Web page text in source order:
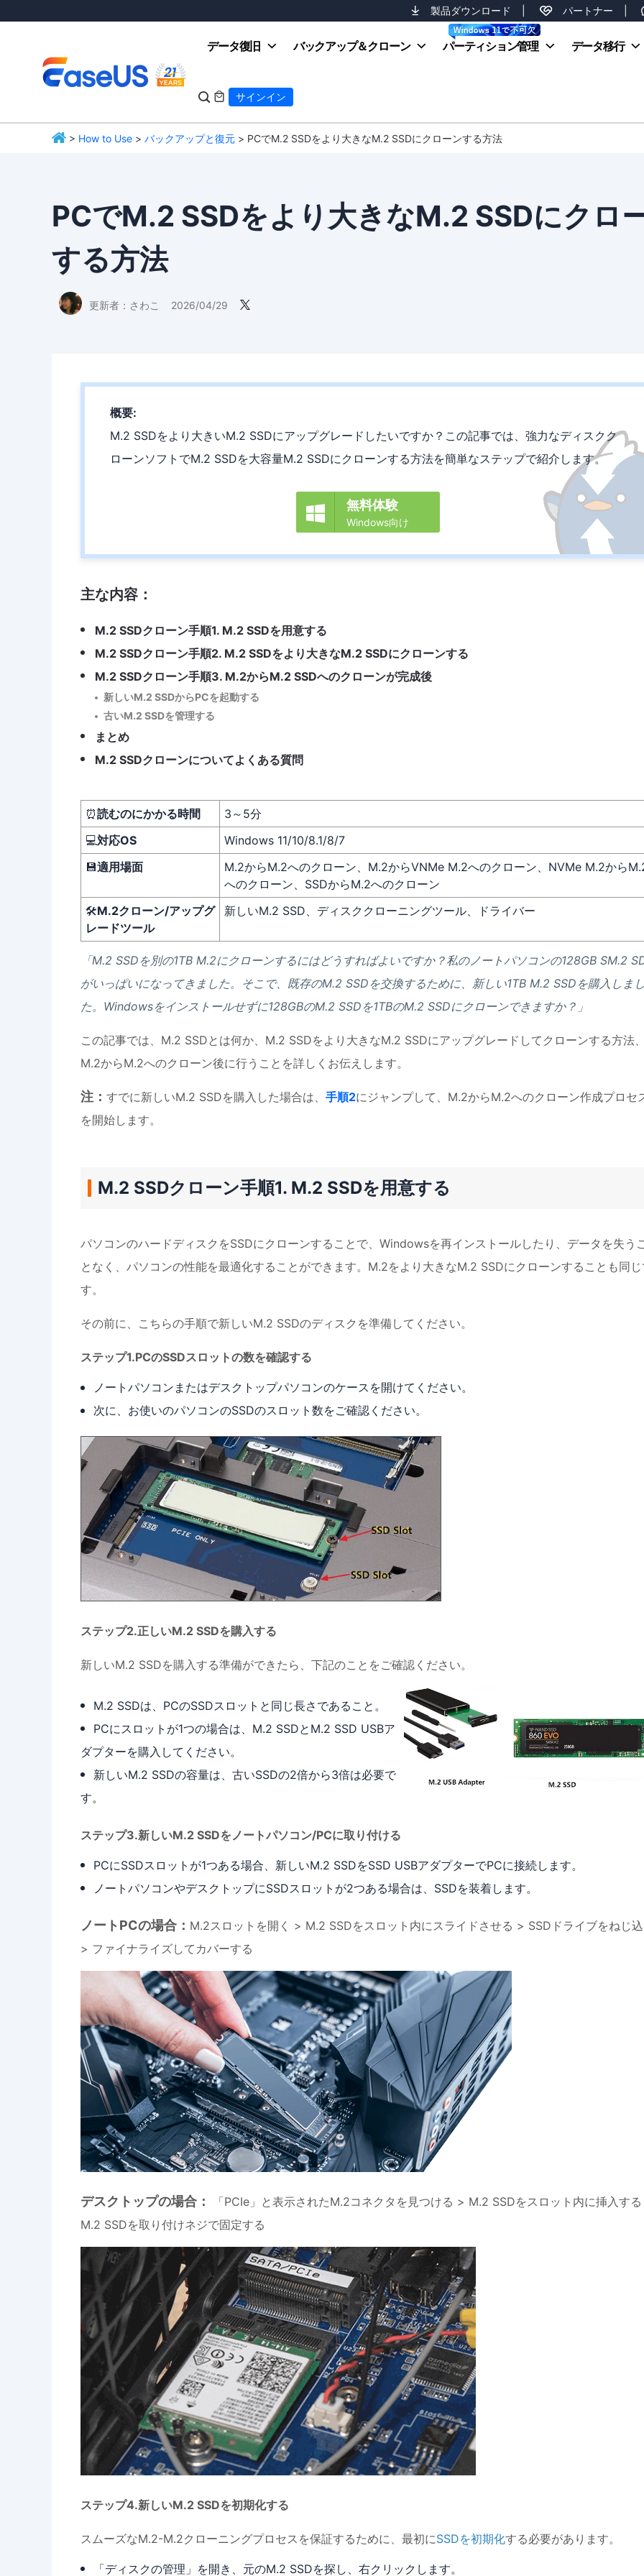
製品ダウンロード パートナー
データ復旧 バックアップ＆クローン パーティション管理 データ移行
  サインイン
> How to Use > バックアップと復元 > PCでM.2 SSDをより大きなM.2 SSDにクローンする方法
PCでM.2 SSDをより大きなM.2 SSDにクロ
する方法
更新者： さわこ 2026/04/29 
概要:
M.2 SSDをより大きいM.2 SSDにアップグレードしたいですか？この記事では、強力なディスクク
ローンソフトでM.2 SSDを大容量M.2 SSDにクローンする方法を簡単なステップで紹介します。
 無料体験
Windows向け
主な内容：
M.2 SSDクローン手順1. M.2 SSDを用意する
M.2 SSDクローン手順2. M.2 SSDをより大きなM.2 SSDにクローンする
M.2 SSDクローン手順3. M.2からM.2 SSDへのクローンが完成後
新しいM.2 SSDからPCを起動する
古いM.2 SSDを管理する
まとめ
M.2 SSDクローンについてよくある質問
⏰読むのにかかる時間
3～5分
💻対応OS
Windows 11/10/8.1/8/7
💾適用場面
M.2からM.2へのクローン、M.2からVNMe M.2へのクローン、NVMe M.2から
へのクローン、SSDからM.2へのクローン
🛠️M.2クローン/アップグ
レードツール
新しいM.2 SSD、ディスククローニングツール、ドライバー
「M.2 SSDを別の1TB M.2にクローンするにはどうすればよいですか？私のノートパソコンの128GB SM.2
がいっぱいになってきました。そこで、既存のM.2 SSDを交換するために、新しい1TB M.2 SSDを購入しま
た。Windowsをインストールせずに128GBのM.2 SSDを1TBのM.2 SSDにクローンできますか？」
この記事では、M.2 SSDとは何か、M.2 SSDをより大きなM.2 SSDにアップグレードしてクローンする方法
M.2からM.2へのクローン後に行うことを詳しくお伝えします。
注： すでに新しいM.2 SSDを購入した場合は、 手順2にジャンプして、M.2からM.2へのクローン作成プロセ
を開始します。
M.2 SSDクローン手順1. M.2 SSDを用意する
パソコンのハードディスクをSSDにクローンすることで、Windowsを再インストールしたり、データを失う
となく、パソコンの性能を最適化することができます。M.2をより大きなM.2 SSDにクローンすることも同
す。
その前に、こちらの手順で新しいM.2 SSDのディスクを準備してください。
ステップ1.PCのSSDスロットの数を確認する
ノートパソコンまたはデスクトップパソコンのケースを開けてください。
次に、お使いのパソコンのSSDのスロット数をご確認ください。
ステップ2.正しいM.2 SSDを購入する
新しいM.2 SSDを購入する準備ができたら、下記のことをご確認ください。
M.2 SSDは、PCのSSDスロットと同じ長さであること。
PCにスロットが1つの場合は、M.2 SSDとM.2 SSD USBア
ダプターを購入してください。
新しいM.2 SSDの容量は、古いSSDの2倍から3倍は必要で
す。
ステップ3.新しいM.2 SSDをノートパソコン/PCに取り付ける
PCにSSDスロットが1つある場合、新しいM.2 SSDをSSD USBアダプターでPCに接続します。
ノートパソコンやデスクトップにSSDスロットが2つある場合は、SSDを装着します。
ノートPCの場合： M.2スロットを開く > M.2 SSDをスロット内にスライドさせる > SSDドライブをねじ
> ファイナライズしてカバーする
デスクトップの場合：
「PCIe」と表示されたM.2コネクタを見つける > M.2 SSDをスロット内に挿入す
M.2 SSDを取り付けネジで固定する
ステップ4.新しいM.2 SSDを初期化する
スムーズなM.2-M.2クローニングプロセスを保証するために、最初にSSDを初期化する必要があります。
「ディスクの管理」を開き、元のM.2 SSDを探し、右クリックします。